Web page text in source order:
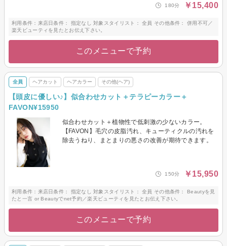
180分 ￥15,400
利用条件：来店日条件： 指定なし 対象スタイリスト： 全員 その他条件： 併用不可／
楽天ビューティを見たとお伝え下さい。
このメニューで予約
全員 ヘアカット ヘアカラー その他(ヘア)
【頭皮に優しい♪】似合わせカット＋テラピーカラー＋
FAVON¥15950
似合わせカット＋植物性で低刺激の少ないカラー。
【FAVON】毛穴の皮脂汚れ、キューティクルの汚れを
除去うねり、まとまりの悪さの改善が期待できます。
150分 ￥15,950
利用条件：来店日条件： 指定なし 対象スタイリスト： 全員 その他条件： Beautyを見
たと一言 or Beautyでnet予約／楽天ビューティを見たとお伝え下さい。
このメニューで予約